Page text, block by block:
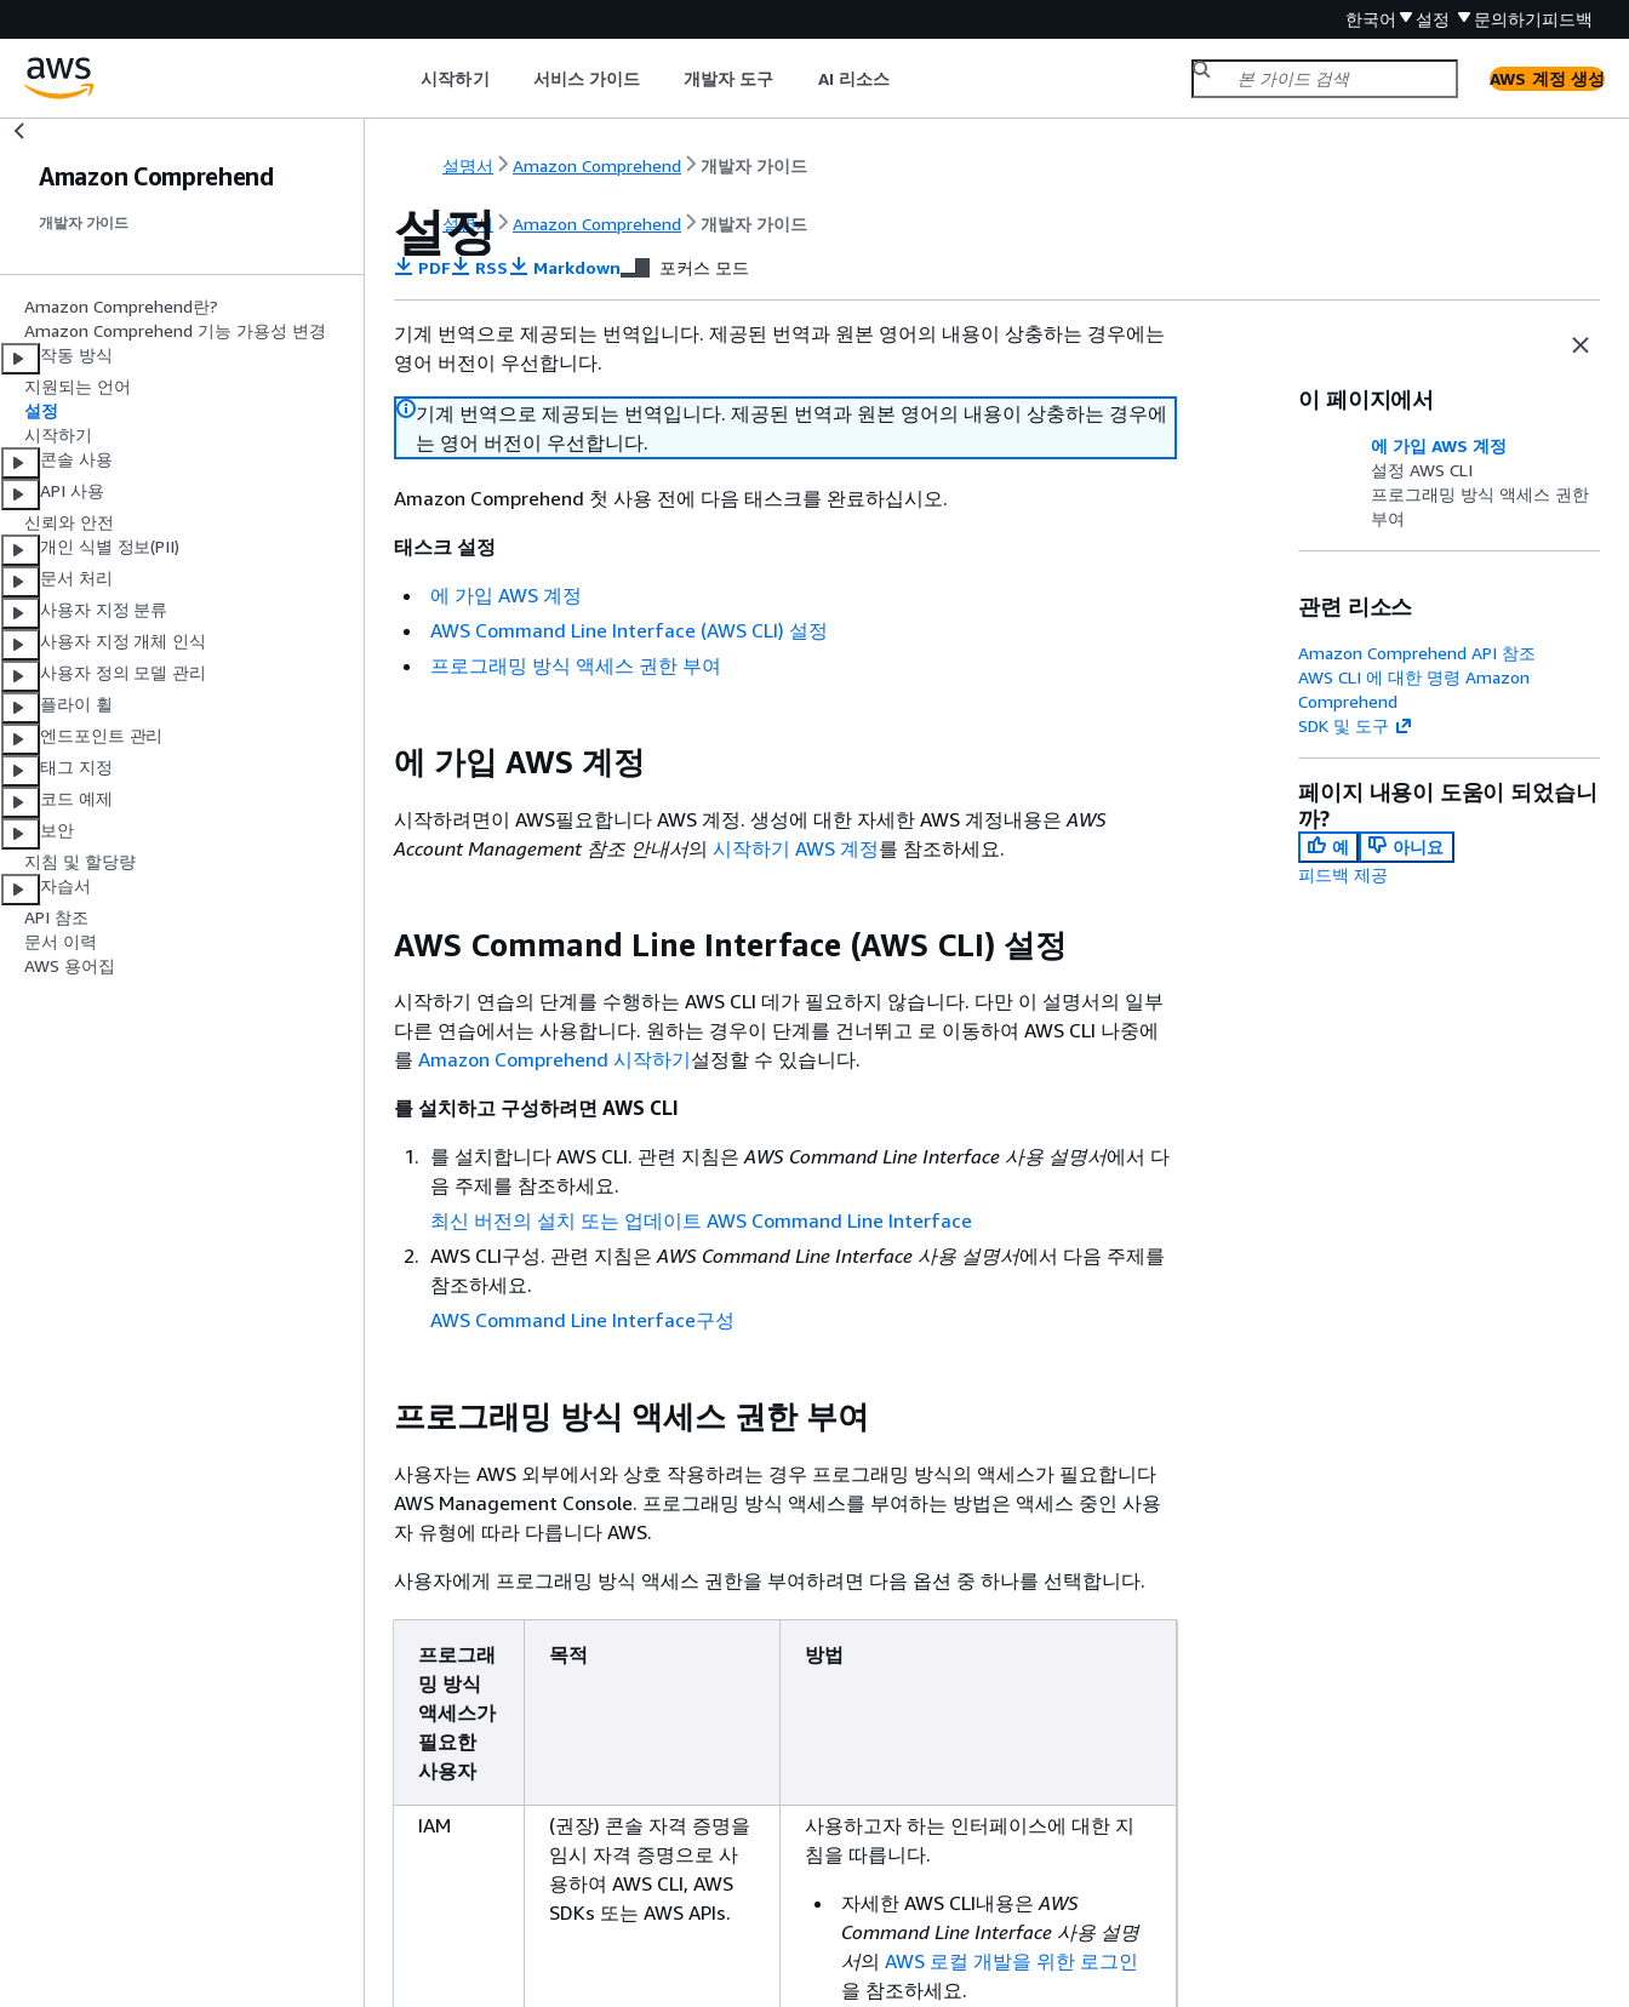
한국어 설정 문의하기피드백
시작하기 서비스 가이드 개발자 도구 AI 리소스 AWS 계정 생성
Amazon Comprehend
개발자 가이드
Amazon Comprehend란?
Amazon Comprehend 기능 가용성 변경
작동 방식
지원되는 언어
설정
시작하기
콘솔 사용
API 사용
신뢰와 안전
개인 식별 정보(PII)
문서 처리
사용자 지정 분류
사용자 지정 개체 인식
사용자 정의 모델 관리
플라이 휠
엔드포인트 관리
태그 지정
코드 예제
보안
지침 및 할당량
자습서
API 참조
문서 이력
AWS 용어집
설명서 Amazon Comprehend 개발자 가이드
설명서 Amazon Comprehend 개발자 가이드
설정
PDF RSS Markdown 포커스 모드
기계 번역으로 제공되는 번역입니다. 제공된 번역과 원본 영어의 내용이 상충하는 경우에는
영어 버전이 우선합니다.
기계 번역으로 제공되는 번역입니다. 제공된 번역과 원본 영어의 내용이 상충하는 경우에
는 영어 버전이 우선합니다.
Amazon Comprehend 첫 사용 전에 다음 태스크를 완료하십시오.
태스크 설정
에 가입 AWS 계정
AWS Command Line Interface (AWS CLI) 설정
프로그래밍 방식 액세스 권한 부여
에 가입 AWS 계정
시작하려면이 AWS필요합니다 AWS 계정. 생성에 대한 자세한 AWS 계정내용은 AWS
Account Management 참조 안내서의 시작하기 AWS 계정를 참조하세요.
AWS Command Line Interface (AWS CLI) 설정
시작하기 연습의 단계를 수행하는 AWS CLI 데가 필요하지 않습니다. 다만 이 설명서의 일부
다른 연습에서는 사용합니다. 원하는 경우이 단계를 건너뛰고 로 이동하여 AWS CLI 나중에
를 Amazon Comprehend 시작하기설정할 수 있습니다.
를 설치하고 구성하려면 AWS CLI
를 설치합니다 AWS CLI. 관련 지침은AWS Command Line Interface 사용 설명서에서 다
음 주제를 참조하세요.
최신 버전의 설치 또는 업데이트 AWS Command Line Interface
AWS CLI구성. 관련 지침은AWS Command Line Interface 사용 설명서에서 다음 주제를
참조하세요.
AWS Command Line Interface구성
프로그래밍 방식 액세스 권한 부여
사용자는 AWS 외부에서와 상호 작용하려는 경우 프로그래밍 방식의 액세스가 필요합니다
AWS Management Console. 프로그래밍 방식 액세스를 부여하는 방법은 액세스 중인 사용
자 유형에 따라 다릅니다 AWS.
사용자에게 프로그래밍 방식 액세스 권한을 부여하려면 다음 옵션 중 하나를 선택합니다.
프로그래
밍 방식
액세스가
필요한
사용자
목적 방법
IAM
(권장) 콘솔 자격 증명을
임시 자격 증명으로 사
용하여 AWS CLI, AWS
SDKs 또는 AWS APIs.
사용하고자 하는 인터페이스에 대한 지
침을 따릅니다.
자세한 AWS CLI내용은 AWS
Command Line Interface 사용 설명
서의 AWS 로컬 개발을 위한 로그인
을 참조하세요.
이 페이지에서
에 가입 AWS 계정
설정 AWS CLI
프로그래밍 방식 액세스 권한
부여
관련 리소스
Amazon Comprehend API 참조
AWS CLI 에 대한 명령 Amazon
Comprehend
SDK 및 도구
페이지 내용이 도움이 되었습니
까?
예
아니요
피드백 제공